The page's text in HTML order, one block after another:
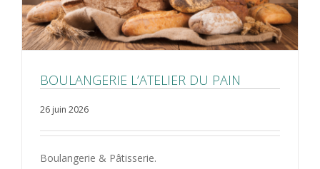
BOULANGERIE L’ATELIER DU PAIN
26 juin 2026
Boulangerie & Pâtisserie.